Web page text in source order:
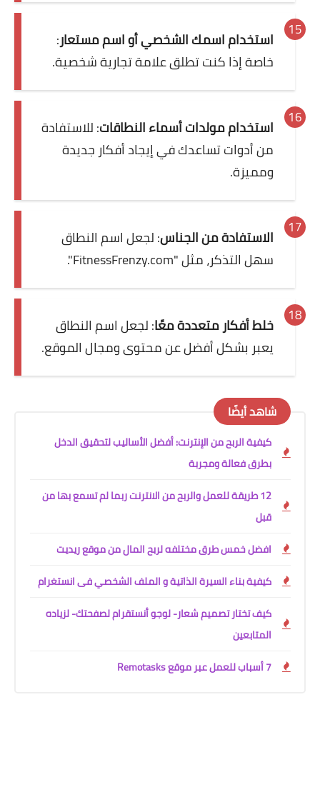
استخدام اسمك الشخصي أو اسم مستعار:
خاصة إذا كنت تطلق علامة تجارية شخصية.
استخدام مولدات أسماء النطاقات: للاستفادة
من أدوات تساعدك في إيجاد أفكار جديدة
ومميزة.
الاستفادة من الجناس: لجعل اسم النطاق
سهل التذكر، مثل "FitnessFrenzy.com".
خلط أفكار متعددة معًا: لجعل اسم النطاق
يعبر بشكل أفضل عن محتوى ومجال الموقع.
شاهد أيضًا
كيفية الربح من الإنترنت: أفضل الأساليب لتحقيق الدخل
بطرق فعالة ومجربة
12 طريقة للعمل والربح من الانترنت ربما لم تسمع بها من
قبل
افضل خمس طرق مختلفه لربح المال من موقع ريديت
كيفية بناء السيرة الذاتية و الملف الشخصي فى انستغرام
كيف تختار تصميم شعار- لوجو أنستقرام لصفحتك- لزياده
المتابعين
7 أسباب للعمل عبر موقع Remotasks